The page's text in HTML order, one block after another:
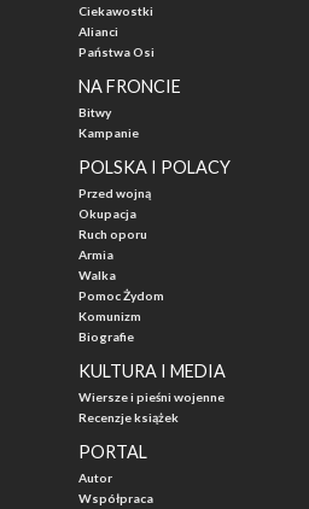
Ciekawostki
Alianci
Państwa Osi
NA FRONCIE
Bitwy
Kampanie
POLSKA I POLACY
Przed wojną
Okupacja
Ruch oporu
Armia
Walka
Pomoc Żydom
Komunizm
Biografie
KULTURA I MEDIA
Wiersze i pieśni wojenne
Recenzje książek
PORTAL
Autor
Współpraca